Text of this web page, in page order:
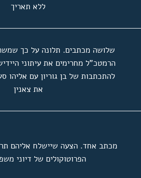
ללא תאריך
שלושה מכתבים. תלונה על כך
הרמטכ"ל מחרימים את עיתוני
להתכתבות של בן גוריון עם אליהו
את צאנין
מכתב אחד. הצעה שיישלח אליהם
הפרוטוקולים של דיוני